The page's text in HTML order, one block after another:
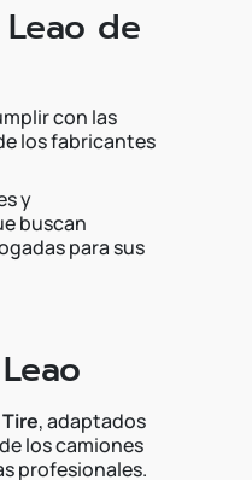
de
con las
los fabricantes
y
buscan
para sus
, adaptados
los camiones
profesionales.